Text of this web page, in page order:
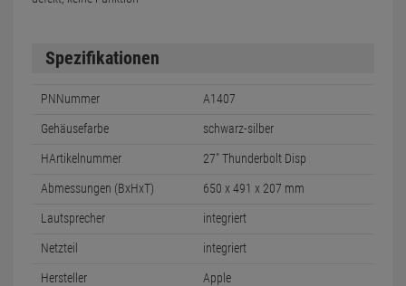
Spezifikationen
PNNummer A1407
Gehäusefarbe schwarz-silber
HArtikelnummer 27" Thunderbolt Disp
Abmessungen (BxHxT) 650 x 491 x 207 mm
Lautsprecher integriert
Netzteil integriert
Hersteller Apple